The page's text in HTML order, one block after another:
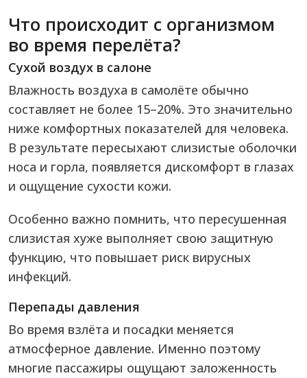
Что происходит с организмом
во время перелёта?
Сухой воздух в салоне
Влажность воздуха в самолёте обычно
составляет не более 15–20%. Это значительно
ниже комфортных показателей для человека.
В результате пересыхают слизистые оболочки
носа и горла, появляется дискомфорт в глазах
и ощущение сухости кожи.
Особенно важно помнить, что пересушенная
слизистая хуже выполняет свою защитную
функцию, что повышает риск вирусных
инфекций.
Перепады давления
Во время взлёта и посадки меняется
атмосферное давление. Именно поэтому
многие пассажиры ощущают заложенность